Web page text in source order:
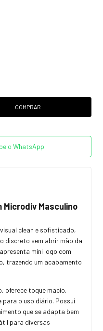
WhatsApp
Microdiv Masculino
clean e sofisticado,
discreto sem abrir mão da
mini logo com
trazendo um acabamento
oferece toque macio,
o uso diário. Possui
que se adapta bem
para diversas